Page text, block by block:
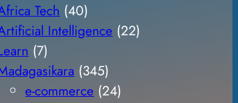
Tech (40)
Intelligence (22)
(7)
(345)
e-commerce (24)